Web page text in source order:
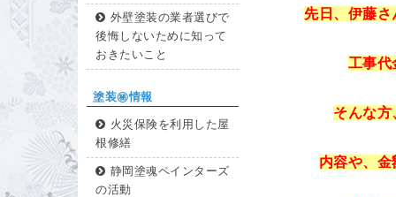
外壁塗装の業者選びで
後悔しないために知って
おきたいこと
塗装㊙情報
火災保険を利用した屋
根修繕
静岡塗魂ペインターズ
の活動
先日、伊藤
工事
そんな方
内容や、